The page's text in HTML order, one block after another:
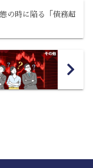
の時に陥る「債務超